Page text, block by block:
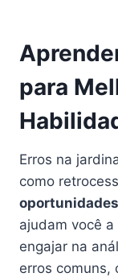
para
Erros na
como
ajudam você
engajar na
erros comuns,